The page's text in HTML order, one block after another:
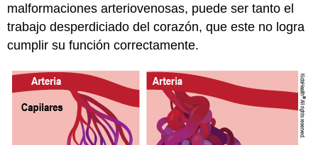
malformaciones arteriovenosas, puede ser tanto el
trabajo desperdiciado del corazón, que este no logra
cumplir su función correctamente.